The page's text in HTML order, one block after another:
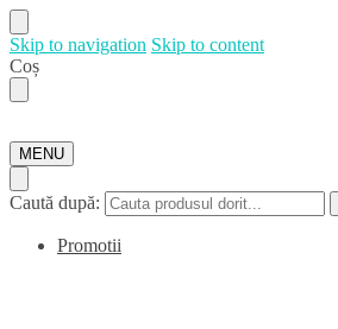
Skip to navigation Skip to content
Coș
MENU
Caută după:
Promotii